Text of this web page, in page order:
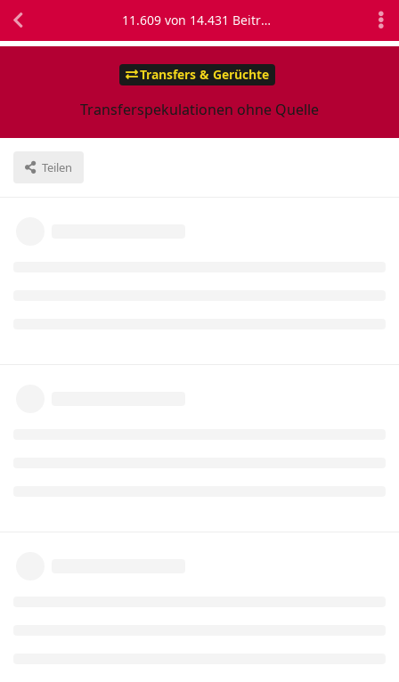
Transfers & Gerüchte
Transferspekulationen ohne Quelle
Teilen
11.609 von 14.431 Beiträgen